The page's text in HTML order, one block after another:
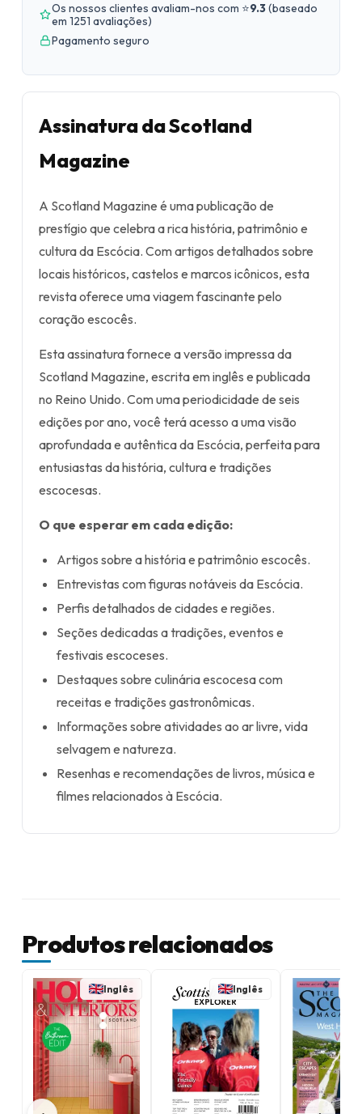
Os nossos clientes avaliam-nos com ⭐9.3(baseado
em 1251 avaliações)
Pagamento seguro
Assinatura da Scotland
Magazine
A Scotland Magazine é uma publicação de
prestígio que celebra a rica história, patrimônio e
cultura da Escócia. Com artigos detalhados sobre
locais históricos, castelos e marcos icônicos, esta
revista oferece uma viagem fascinante pelo
coração escocês.
Esta assinatura fornece a versão impressa da
Scotland Magazine, escrita em inglês e publicada
no Reino Unido. Com uma periodicidade de seis
edições por ano, você terá acesso a uma visão
aprofundada e autêntica da Escócia, perfeita para
entusiastas da história, cultura e tradições
escocesas.
O que esperar em cada edição:
Artigos sobre a história e patrimônio escocês.
Entrevistas com figuras notáveis da Escócia.
Perfis detalhados de cidades e regiões.
Seções dedicadas a tradições, eventos e
festivais escoceses.
Destaques sobre culinária escocesa com
receitas e tradições gastronômicas.
Informações sobre atividades ao ar livre, vida
selvagem e natureza.
Resenhas e recomendações de livros, música e
filmes relacionados à Escócia.
Produtos relacionados
Inglês Inglês